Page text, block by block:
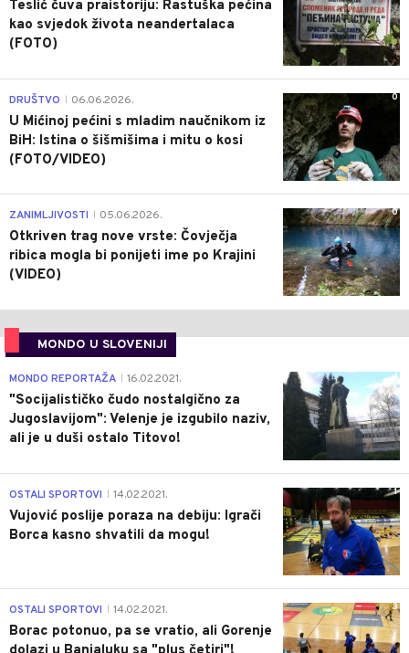
Teslić čuva praistoriju: Rastuška pećina
kao svjedok života neandertalaca
(FOTO)
0
DRUŠTVO 06.06.2026.
U Mićinoj pećini s mladim naučnikom iz
BiH: Istina o šišmišima i mitu o kosi
(FOTO/VIDEO)
0
ZANIMLJIVOSTI 05.06.2026.
Otkriven trag nove vrste: Čovječja
ribica mogla bi ponijeti ime po Krajini
(VIDEO)
MONDO U SLOVENIJI
4
MONDO REPORTAŽA 16.02.2021.
"Socijalističko čudo nostalgično za
Jugoslavijom": Velenje je izgubilo naziv,
ali je u duši ostalo Titovo!
1
OSTALI SPORTOVI 14.02.2021.
Vujović poslije poraza na debiju: Igrači
Borca kasno shvatili da mogu!
3
OSTALI SPORTOVI 14.02.2021.
Borac potonuo, pa se vratio, ali Gorenje